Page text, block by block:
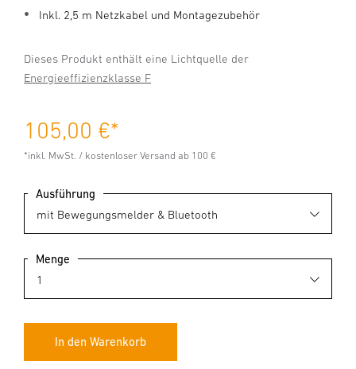
Inkl. 2,5 m Netzkabel und Montagezubehör
Dieses Produkt enthält eine Lichtquelle der
Energieeffizienzklasse F
105,00 €*
*inkl. MwSt. / kostenloser Versand ab 100 €
Ausführung
Menge